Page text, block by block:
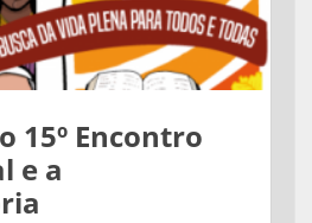
15º Encontro
e a